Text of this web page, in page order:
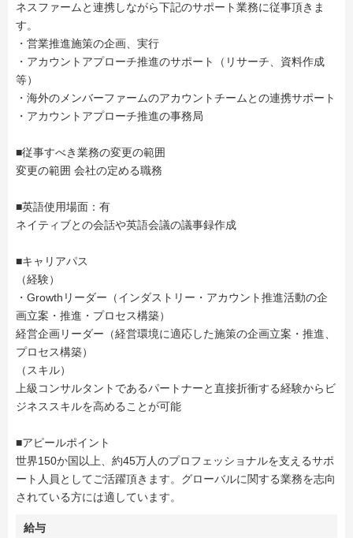
ネスファームと連携しながら下記のサポート業務に従事頂きま
す。
・営業推進施策の企画、実行
・アカウントアプローチ推進のサポート（リサーチ、資料作成
等）
・海外のメンバーファームのアカウントチームとの連携サポート
・アカウントアプローチ推進の事務局
■従事すべき業務の変更の範囲
変更の範囲 会社の定める職務
■英語使用場面：有
ネイティブとの会話や英語会議の議事録作成
■キャリアパス
（経験）
・Growthリーダー（インダストリー・アカウント推進活動の企
画立案・推進・プロセス構築）
経営企画リーダー（経営環境に適応した施策の企画立案・推進、
プロセス構築）
（スキル）
上級コンサルタントであるパートナーと直接折衝する経験からビ
ジネススキルを高めることが可能
■アピールポイント
世界150か国以上、約45万人のプロフェッショナルを支えるサポ
ート人員としてご活躍頂きます。グローバルに関する業務を志向
されている方には適しています。
給与